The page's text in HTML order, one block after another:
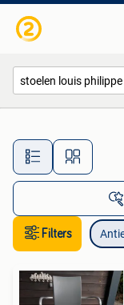
Filters